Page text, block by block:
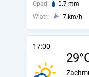
Opad: 0.7 mm
Wiatr:
7 km/h
17:00